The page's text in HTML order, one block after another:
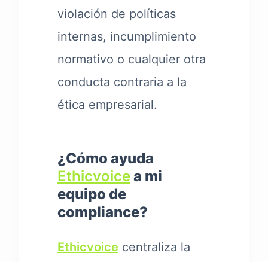
violación de políticas
internas, incumplimiento
normativo o cualquier otra
conducta contraria a la
ética empresarial.
¿Cómo ayuda
Ethicvoicea mi
equipo de
compliance?
Ethicvoice centraliza la